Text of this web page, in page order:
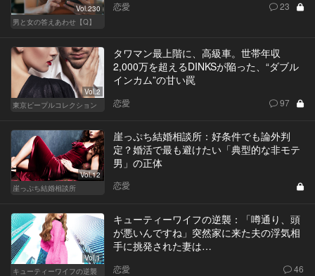
Vol.230
男と女の答えあわせ【Q】
恋愛 23
Vol.2
東京ピープルコレクション
タワマン最上階に、高級車。世帯年収
2,000万を超えるDINKSが陥った、“ダブル
インカム”の甘い罠
恋愛 97
Vol.12
崖っぷち結婚相談所
崖っぷち結婚相談所：好条件でも論外判
定？婚活で最も避けたい「典型的な非モテ
男」の正体
恋愛
Vol.1
キューティーワイフの逆襲
キューティーワイフの逆襲：「噂通り、頭
が悪いんですね」突然家に来た夫の浮気相
手に挑発された妻は…
恋愛 46